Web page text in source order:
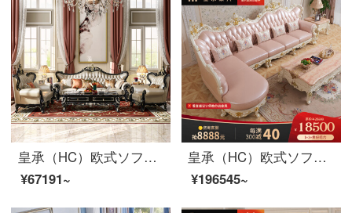
皇承（HC）欧式ソファセットアメリカの実木サイズの部屋型リビング家具セット813贅沢なカバーソファー【シングル位】
¥67191~
皇承（HC）欧式ソファー法式宮廷ソファプリンセスピンクのソファー実木ソファ回転角832ソファークラウン彫刻本革ソファセット1+3+左/右貴妃
¥196545~